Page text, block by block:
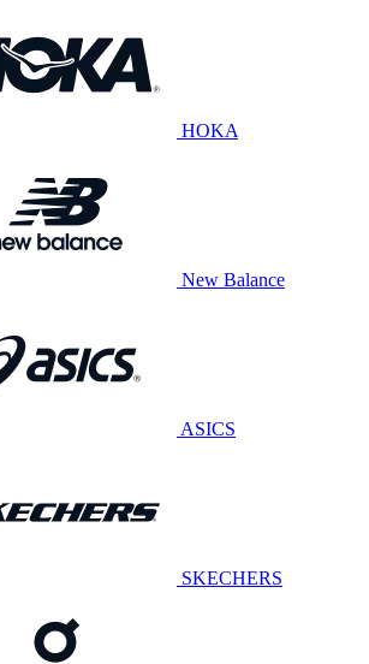
HOKA
New Balance
ASICS
SKECHERS